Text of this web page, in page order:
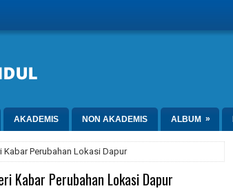
AKADEMIS NON AKADEMIS ALBUM »
Kabar Perubahan Lokasi Dapur
Kabar Perubahan Lokasi Dapur